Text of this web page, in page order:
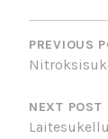
POST
PREVIOUS
NEXT POST